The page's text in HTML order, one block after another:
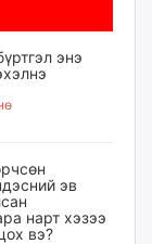
энэ
эв
нарт хэзээ
вэ?